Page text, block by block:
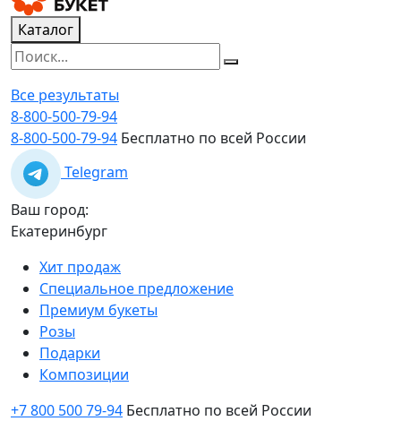
Каталог
Все результаты
8-800-500-79-94
8-800-500-79-94 Бесплатно по всей России
Telegram
Ваш город:
Екатеринбург
Хит продаж
Специальное предложение
Премиум букеты
Розы
Подарки
Композиции
+7 800 500 79-94 Бесплатно по всей России